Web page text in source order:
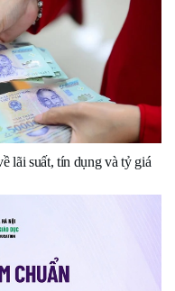
lãi suất, tín dụng và tỷ giá